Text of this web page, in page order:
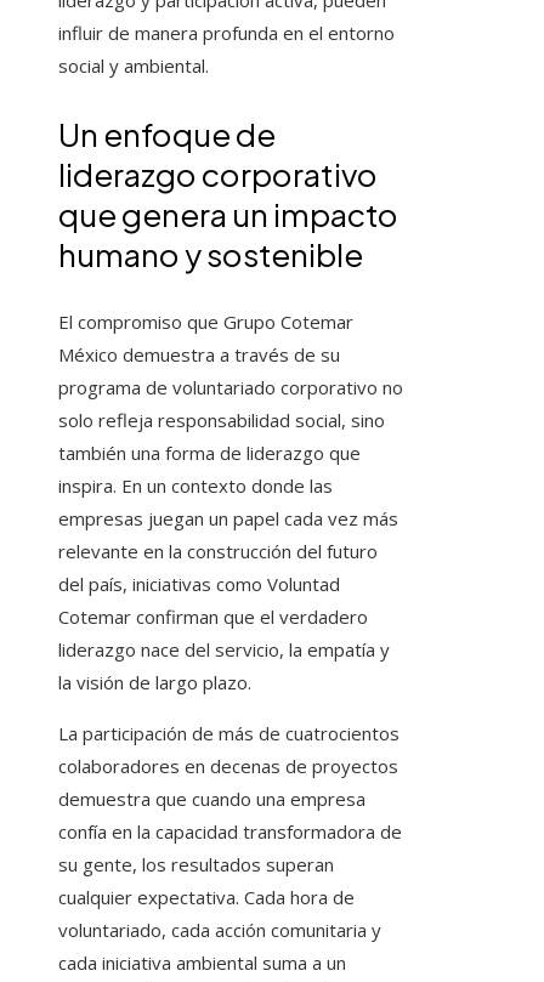
influir de manera profunda en el entorno
social y ambiental.
Un enfoque de
liderazgo corporativo
que genera un impacto
humano y sostenible
El compromiso que Grupo Cotemar
México demuestra a través de su
programa de voluntariado corporativo no
solo refleja responsabilidad social, sino
también una forma de liderazgo que
inspira. En un contexto donde las
empresas juegan un papel cada vez más
relevante en la construcción del futuro
del país, iniciativas como Voluntad
Cotemar confirman que el verdadero
liderazgo nace del servicio, la empatía y
la visión de largo plazo.
La participación de más de cuatrocientos
colaboradores en decenas de proyectos
demuestra que cuando una empresa
confía en la capacidad transformadora de
su gente, los resultados superan
cualquier expectativa. Cada hora de
voluntariado, cada acción comunitaria y
cada iniciativa ambiental suma a un